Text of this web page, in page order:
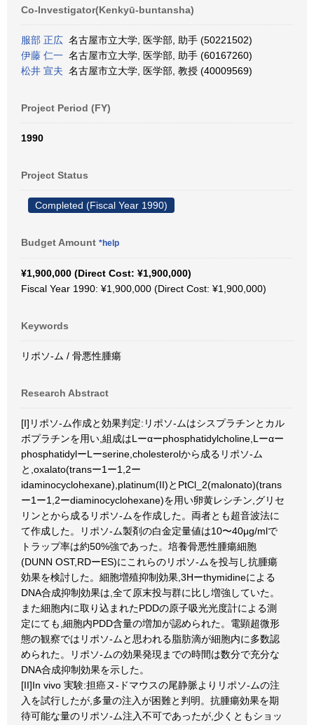
Co-Investigator(Kenkyū-buntansha)
服部 正広 名古屋市立大学, 医学部, 助手 (50221502)
伊藤 仁一 名古屋市立大学, 医学部, 助手 (60167260)
松井 宣夫 名古屋市立大学, 医学部, 教授 (40009569)
Project Period (FY)
1990
Project Status
Completed (Fiscal Year 1990)
Budget Amount *help
¥1,900,000 (Direct Cost: ¥1,900,000)
Fiscal Year 1990: ¥1,900,000 (Direct Cost: ¥1,900,000)
Keywords
リポソ-ム / 骨悪性腫瘍
Research Abstract
[I]リポソ-ム作成と効果判定:リポソ-ムはシスプラチンとカル
ボプラチンを用い,組成はLーαーphosphatidylcholine,Lーαー
phosphatidylーLーserine,cholesterolから成るリポソ-ム
と,oxalato(transー1ー1,2ー
idaminocyclohexane),platinum(II)とPtCl_2(malonato)(trans
ー1ー1,2ーdiaminocyclohexane)を用い卵黄レシチン,グリセ
リンとから成るリポソ-ムを作成した。両者とも超音波法に
て作成した。リポソ-ム製剤の白金定量値は10〜40μg/mlで
トラップ率は約50%強であった。培養骨悪性腫瘍細胞
(DUNN OST,RDーES)にこれらのリポソ-ムを投与し抗腫瘍
効果を検討した。細胞増殖抑制効果,3Hーthymidineによる
DNA合成抑制効果は,全て原末投与群に比し増強していた。
また細胞内に取り込まれたPDDの原子吸光光度計による測
定にても,細胞内PDD含量の増加が認められた。電顕超微形
態の観察ではリポソ-ムと思われる脂肪滴が細胞内に多数認
められた。リポソ-ムの効果発現までの時間は数分で充分な
DNA合成抑制効果を示した。
[II]In vivo 実験:担癌ヌ-ドマウスの尾静脈よりリポソ-ムの注
入を試行したが,多量の注入が困難と判明。抗腫瘍効果を期
待可能な量のリポソ-ム注入不可であったが,少くともショッ